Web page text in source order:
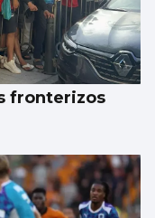
‘fin del
fronterizos